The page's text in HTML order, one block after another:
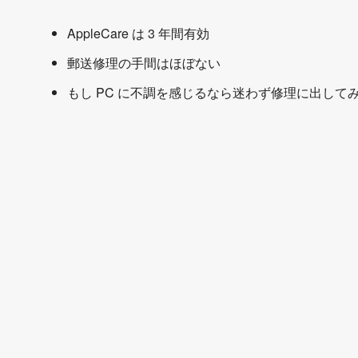
AppleCare は 3 年間有効
郵送修理の手間はほぼない
もし PC に不調を感じるなら迷わず修理に出して